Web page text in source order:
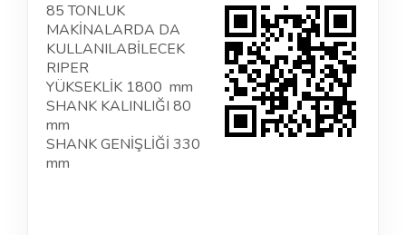
85 TONLUK
MAKİNALARDA DA
KULLANILABİLECEK
RIPER
YÜKSEKLİK 1800 mm
SHANK KALINLIĞI 80
mm
SHANK GENİŞLİĞİ 330
mm